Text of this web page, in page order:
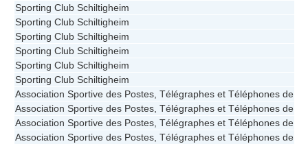
Sporting Club Schiltigheim
Sporting Club Schiltigheim
Sporting Club Schiltigheim
Sporting Club Schiltigheim
Sporting Club Schiltigheim
Sporting Club Schiltigheim
Association Sportive des Postes, Télégraphes et Téléphones de
Association Sportive des Postes, Télégraphes et Téléphones de
Association Sportive des Postes, Télégraphes et Téléphones de
Association Sportive des Postes, Télégraphes et Téléphones de